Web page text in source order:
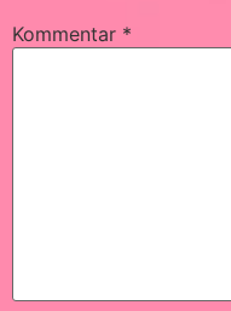
Kommentar *